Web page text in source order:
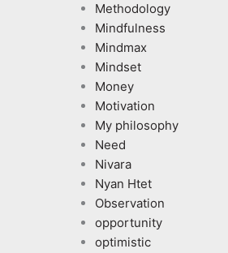
Methodology
Mindfulness
Mindmax
Mindset
Money
Motivation
My philosophy
Need
Nivara
Nyan Htet
Observation
opportunity
optimistic